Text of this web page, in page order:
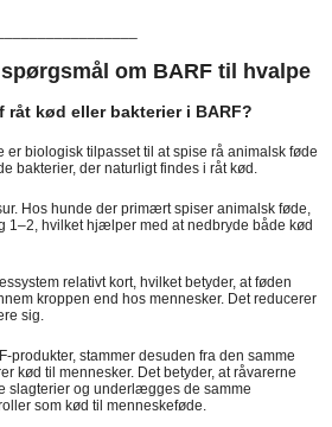
om BARF til hvalpe
råt kød eller bakterier i BARF?
er biologisk tilpasset til at spise rå animalsk føde
bakterier, der naturligt findes i råt kød.
Hos hunde der primært spiser animalsk føde,
1–2, hvilket hjælper med at nedbryde både kød
relativt kort, hvilket betyder, at føden
kroppen end hos mennesker. Det reducerer
sig.
produkter, stammer desuden fra den samme
kød til mennesker. Det betyder, at råvarerne
slagterier og underlægges de samme
som kød til menneskeføde.